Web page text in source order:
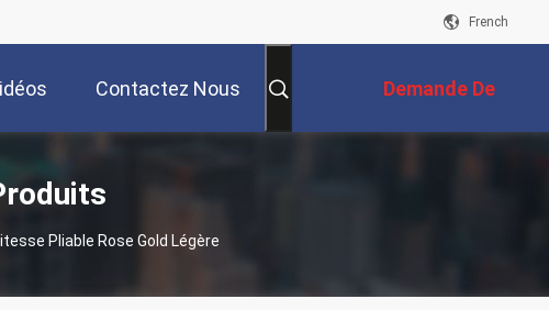
French
Contactez Nous Demande De
Soumission
Pliable Rose Gold Légère